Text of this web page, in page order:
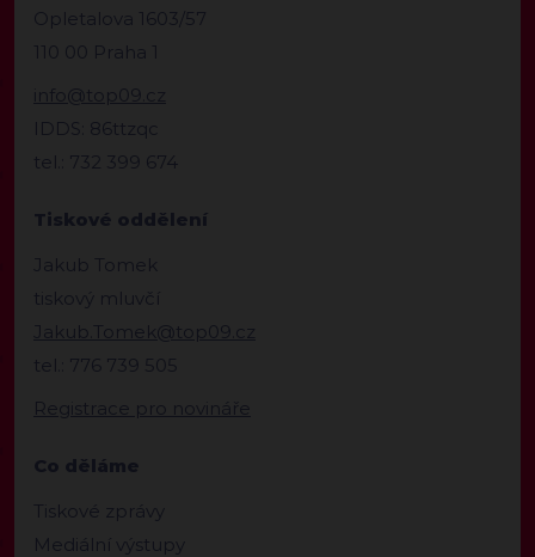
Opletalova 1603/57
110 00 Praha 1
info@top09.cz
IDDS: 86ttzqc
tel.: 732 399 674
Tiskové oddělení
Jakub Tomek
tiskový mluvčí
Jakub.Tomek@top09.cz
tel.: 776 739 505
Registrace pro novináře
Co děláme
Tiskové zprávy
Mediální výstupy